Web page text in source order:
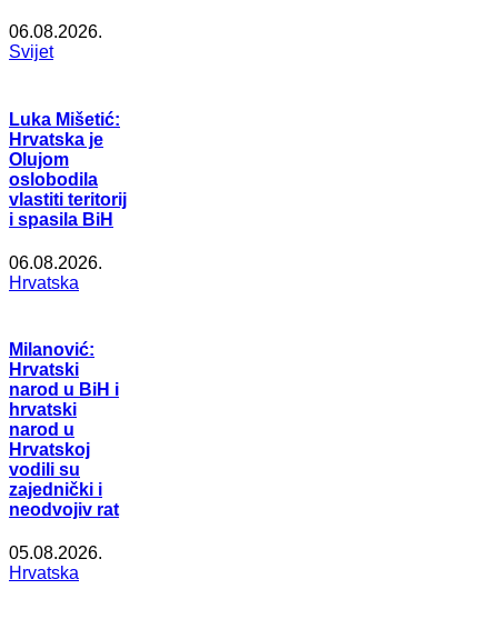
06.08.2026.
Svijet
Luka Mišetić:
Hrvatska je
Olujom
oslobodila
vlastiti teritorij
i spasila BiH
06.08.2026.
Hrvatska
Milanović:
Hrvatski
narod u BiH i
hrvatski
narod u
Hrvatskoj
vodili su
zajednički i
neodvojiv rat
05.08.2026.
Hrvatska